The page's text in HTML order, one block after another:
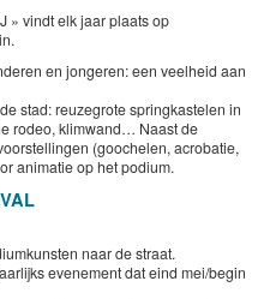
» vindt elk jaar plaats op
en jongeren: een veelheid aan
stad: reuzegrote springkastelen in
rodeo, klimwand… Naast de
(goochelen, acrobatie,
animatie op het podium.
naar de straat.
evenement dat eind mei/begin